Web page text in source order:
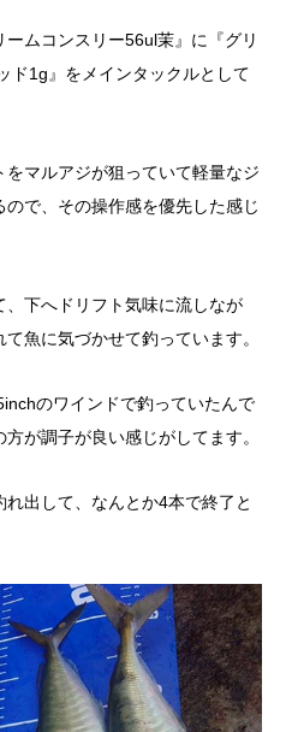
ムコンスリー56ul茉』に『グリ
ド1g』をメインタックルとして
マルアジが狙っていて軽量なジ
で、その操作感を優先した感じ
下へドリフト気味に流しなが
魚に気づかせて釣っています。
のワインドで釣っていたんで
が調子が良い感じがしてます。
出して、なんとか4本で終了と